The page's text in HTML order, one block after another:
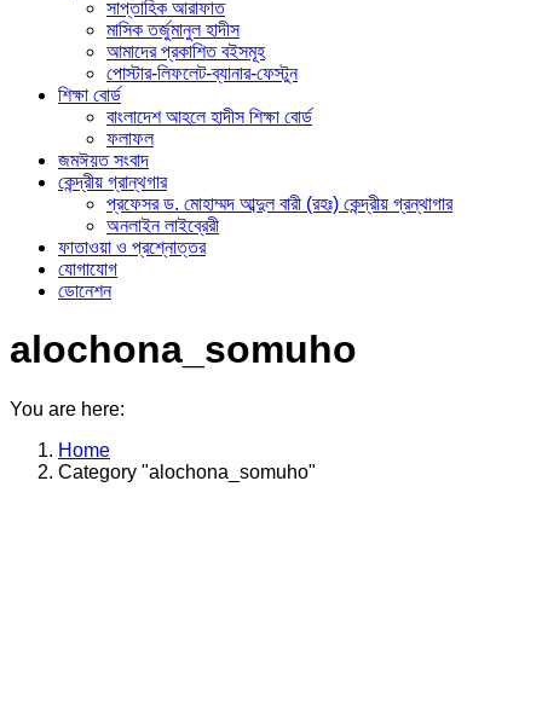
সাপ্তাহিক আরাফাত
মাসিক তর্জুমানুল হাদীস
আমাদের প্রকাশিত বইসমূহ
পোস্টার-লিফলেট-ব্যানার-ফেস্টুন
শিক্ষা বোর্ড
বাংলাদেশ আহলে হাদীস শিক্ষা বোর্ড
ফলাফল
জমঈয়ত সংবাদ
কেন্দ্রীয় গ্রান্থগার
প্রফেসর ড. মোহাম্মদ আব্দুল বারী (রহঃ) কেন্দ্রীয় গ্রন্থাগার
অনলাইন লাইব্রেরী
ফাতাওয়া ও প্রশ্নোত্তর
যোগাযোগ
ডোনেশন
alochona_somuho
You are here:
Home
Category "alochona_somuho"